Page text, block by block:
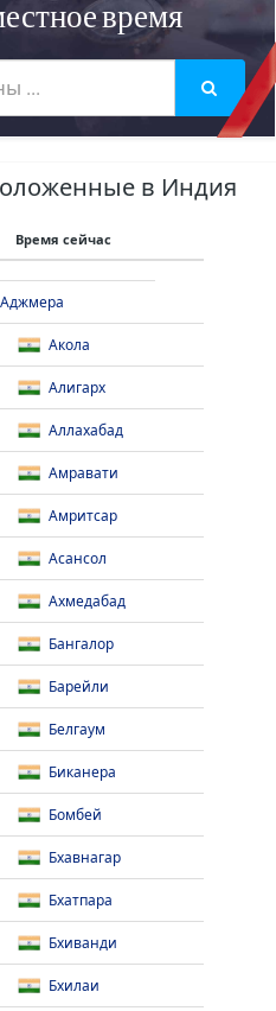
время
в Индия
Время сейчас
Аджмера
Акола
Алигарх
Аллахабад
Амравати
Амритсар
Асансол
Ахмедабад
Бангалор
Барейли
Белгаум
Биканера
Бомбей
Бхавнагар
Бхатпара
Бхиванди
Бхилаи